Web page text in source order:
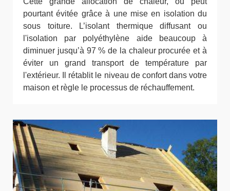
pourtant évitée grâce à une mise en isolation du
sous toiture. L’isolant thermique diffusant ou
l'isolation par polyéthylène aide beaucoup à
diminuer jusqu’à 97 % de la chaleur procurée et à
éviter un grand transport de température par
l'extérieur. Il rétablit le niveau de confort dans votre
maison et règle le processus de réchauffement.